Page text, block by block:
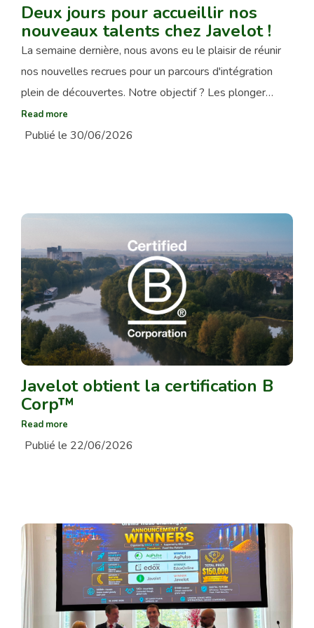
Deux jours pour accueillir nos
nouveaux talents chez Javelot !
La semaine dernière, nous avons eu le plaisir de réunir
nos nouvelles recrues pour un parcours d'intégration
plein de découvertes. Notre objectif ? Les plonger…
Read more
Publié le 30/06/2026
Javelot obtient la certification B
Corp™
Read more
Publié le 22/06/2026